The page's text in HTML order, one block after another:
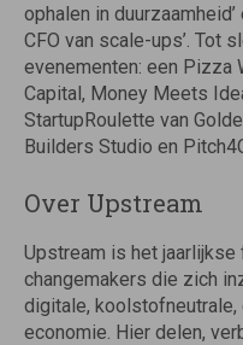
ophalen in
CFO van scale-ups’. Tot
evenementen: een Pizza
Capital, Money Meets
StartupRoulette van
Builders Studio en
Over Upstream
Upstream is het
changemakers die zich
digitale,
economie. Hier delen,